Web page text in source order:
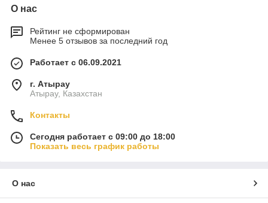
О нас
Рейтинг не сформирован
Менее 5 отзывов за последний год
Работает с 06.09.2021
г. Атырау
Атырау, Казахстан
Контакты
Сегодня работает с 09:00 до 18:00
Показать весь график работы
О нас